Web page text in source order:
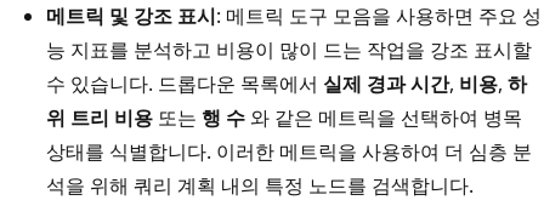
메트릭 및 강조 표시: 메트릭 도구 모음을 사용하면 주요 성
능 지표를 분석하고 비용이 많이 드는 작업을 강조 표시할
수 있습니다. 드롭다운 목록에서 실제 경과 시간, 비용, 하
위 트리 비용 또는 행 수 와 같은 메트릭을 선택하여 병목
상태를 식별합니다. 이러한 메트릭을 사용하여 더 심층 분
석을 위해 쿼리 계획 내의 특정 노드를 검색합니다.